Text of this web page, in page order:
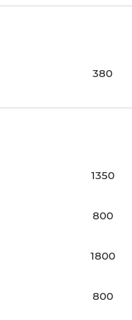
380
1350
800
1800
800